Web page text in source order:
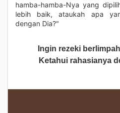
hamba-hamba-Nya yang
lebih baik, ataukah apa
dengan Dia?"
Ingin rezeki
Ketahui rahasianya